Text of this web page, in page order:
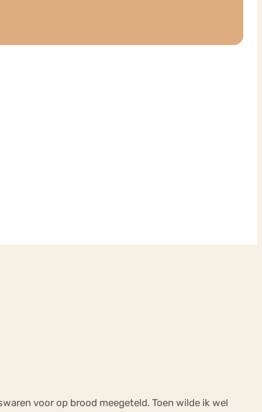
voor op brood meegeteld. Toen wilde ik wel